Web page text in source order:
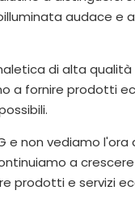
audace
di alta
a fornire prodotti
non vediamo
a
prodotti e servizi